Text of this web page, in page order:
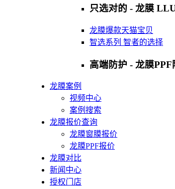
只选对的 - 龙膜
龙膜爆款天猫宝贝
智选系列 智者的选择
高端防护 - 龙膜PPF
龙膜案例
视频中心
案例搜索
龙膜报价查询
龙膜窗膜报价
龙膜PPF报价
龙膜对比
新闻中心
授权门店